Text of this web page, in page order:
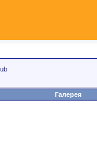
Галерея